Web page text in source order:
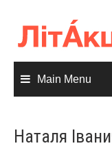
content
Main Menu
Наталя